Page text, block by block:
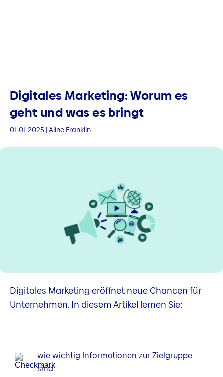
Digitales Marketing: Worum es
geht und was es bringt
01.01.2025 | Aline Franklin
Digitales Marketing eröffnet neue Chancen für
Unternehmen. In diesem Artikel lernen Sie:
wie wichtig Informationen zur Zielgruppe
sind